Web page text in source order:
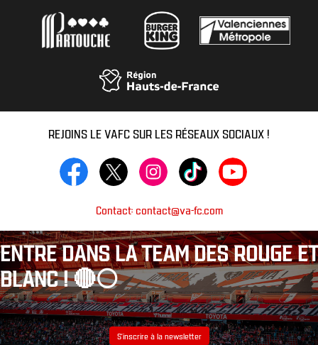
REJOINS LE VAFC SUR LES RÉSEAUX SOCIAUX !
Contact: contact@va-fc.com
ENTRE DANS LA TEAM DES ROUGE ET
BLANC ! 🔴⚪️
S’inscrire à la newsletter